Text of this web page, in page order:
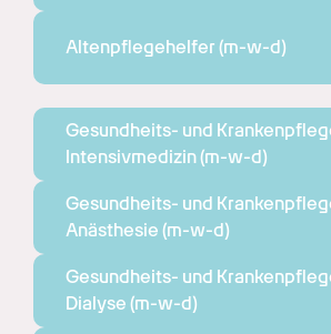
Altenpflegehelfer (m-w-d)
Gesundheits- und
Intensivmedizin (m-w-d)
Gesundheits- und
Anästhesie (m-w-d)
Gesundheits- und
Dialyse (m-w-d)